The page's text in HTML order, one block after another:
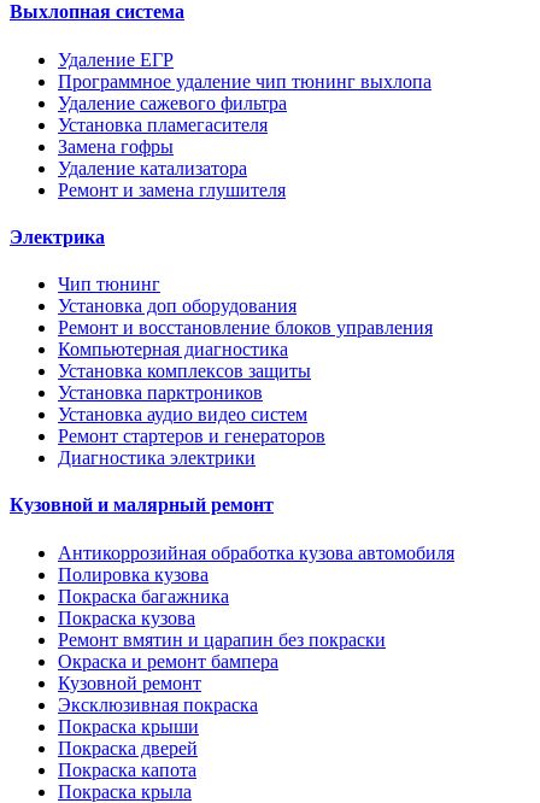
Выхлопная система
Удаление ЕГР
Программное удаление чип тюнинг выхлопа
Удаление сажевого фильтра
Установка пламегасителя
Замена гофры
Удаление катализатора
Ремонт и замена глушителя
Электрика
Чип тюнинг
Установка доп оборудования
Ремонт и восстановление блоков управления
Компьютерная диагностика
Установка комплексов защиты
Установка парктроников
Установка аудио видео систем
Ремонт стартеров и генераторов
Диагностика электрики
Кузовной и малярный ремонт
Антикоррозийная обработка кузова автомобиля
Полировка кузова
Покраска багажника
Покраска кузова
Ремонт вмятин и царапин без покраски
Окраска и ремонт бампера
Кузовной ремонт
Эксклюзивная покраска
Покраска крыши
Покраска дверей
Покраска капота
Покраска крыла